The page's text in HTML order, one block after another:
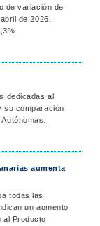
de variación de
de 2026,
dedicadas al
su comparación
aumenta
todas las
un aumento
al Producto